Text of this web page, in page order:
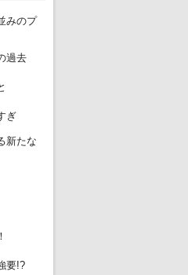
みのプ
過去
ぎ
新たな
要!?